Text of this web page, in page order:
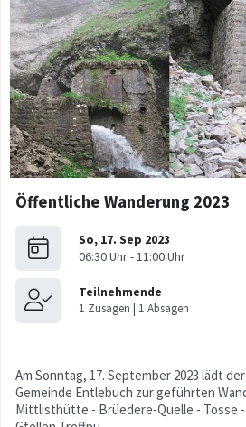
Öffentliche Wanderung 2023
Am Sonntag, 17. September 2023 lädt
Gemeinde Entlebuch zur geführten
Mittlisthütte - Brüedere-Quelle - Tosse